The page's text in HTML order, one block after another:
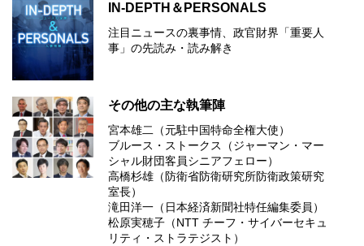
IN-DEPTH＆PERSONALS
注目ニュースの裏事情、政官財界「重要人
事」の先読み・読み解き
その他の主な執筆陣
宮本雄二（元駐中国特命全権大使）
ブルース・ストークス（ジャーマン・マー
シャル財団客員シニアフェロー）
高橋杉雄（防衛省防衛研究所防衛政策研究
室長）
滝田洋一（日本経済新聞社特任編集委員）
松原実穂子（NTT チーフ・サイバーセキュ
リティ・ストラテジスト）